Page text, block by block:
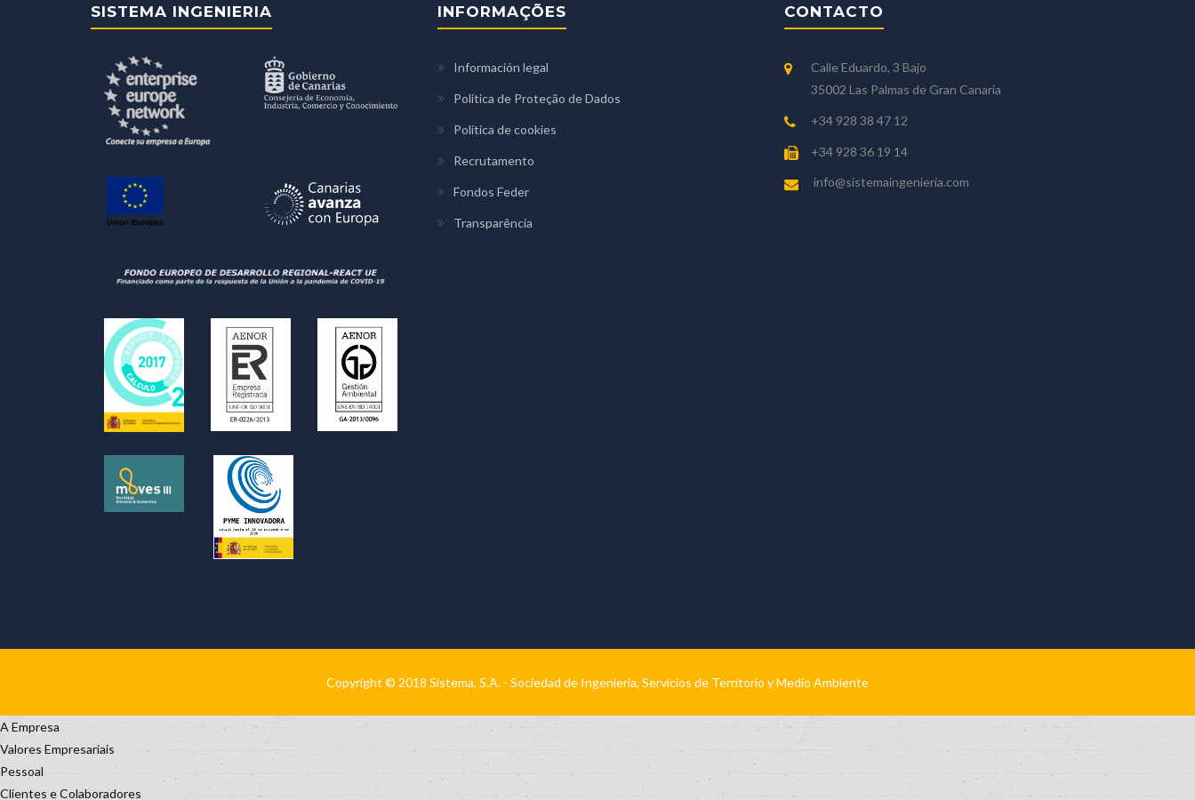
SISTEMA INGENIERIA INFORMAÇÕES
Información legal
Política de Proteção de Dados
Política de cookies
Recrutamento
Fondos Feder
Transparência
CONTACTO
Calle Eduardo, 3 Bajo
35002 Las Palmas de Gran Canaria
+34 928 38 47 12
+34 928 36 19 14
info@sistemaingenieria.com
Copyright © 2018 Sistema, S.A. - Sociedad de Ingeniería, Servicios de Territorio y Medio Ambiente
A Empresa
Valores Empresariais
Pessoal
Clientes e Colaboradores